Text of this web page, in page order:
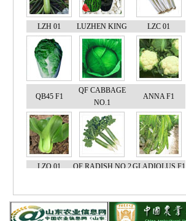
LZH 01 LUZHEN KING LZC 01
QB45 F1
QF CABBAGE
NO.1
ANNA F1
LZQ 01 QF RADISH NO.2GLADIOLUS F1